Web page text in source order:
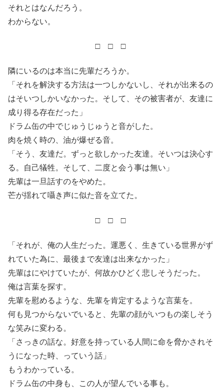
それとはなんだろう。
わからない。
□ □ □
隣にいるのは本当に先輩だろうか。
「それを解決する方法は一つしかないし、それが出来るの
はそいつしかいなかった。そして、その被害者が、友達に
成り得る存在だった」
ドラム缶の中でじゅうじゅうと音がした。
肉を焼く時の、油が爆ぜる音。
「そう、友達だ。ずっと欲しかった友達。そいつは決心す
る。自己犠牲。そして、二度と会う事は無い」
先輩は一旦話すのをやめた。
芒が揺れて囁き声に似た音を立てた。
□ □ □
「それが、俺の人生だった。運悪く、生きている世界がず
れていた為に、最後まで友達は出来なかった」
先輩はにやけていたが、何故かひどく悲しそうだった。
俺は言葉を探す。
先輩を慰めるような、先輩を肯定するような言葉を。
何も見つからないでいると、先輩の顔がいつもの楽しそう
な笑みに変わる。
「さっきの話な。好意を持っている人間に命を脅かされそ
うになった時、っていう話」
もうわかっている。
ドラム缶の中身も、この人が望んでいる事も。